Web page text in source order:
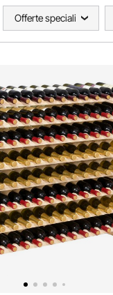
Offerte speciali